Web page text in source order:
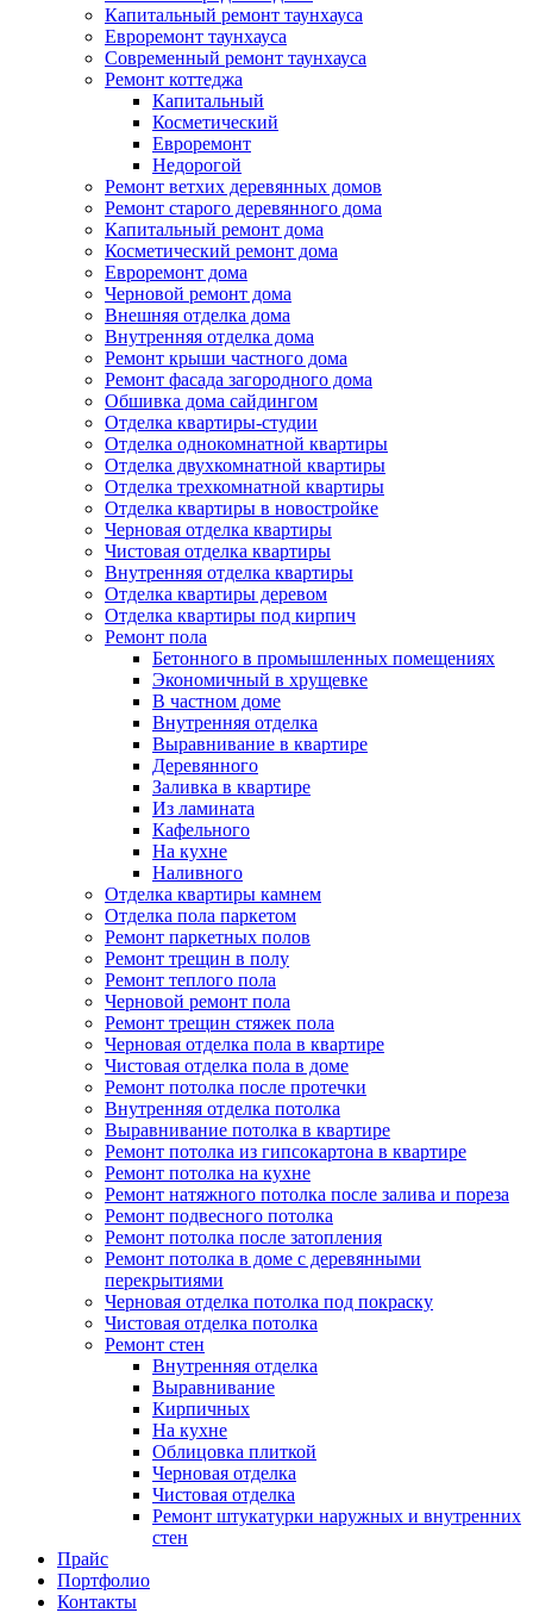
Капитальный ремонт таунхауса
Евроремонт таунхауса
Современный ремонт таунхауса
Ремонт коттеджа
Капитальный
Косметический
Евроремонт
Недорогой
Ремонт ветхих деревянных домов
Ремонт старого деревянного дома
Капитальный ремонт дома
Косметический ремонт дома
Евроремонт дома
Черновой ремонт дома
Внешняя отделка дома
Внутренняя отделка дома
Ремонт крыши частного дома
Ремонт фасада загородного дома
Обшивка дома сайдингом
Отделка квартиры-студии
Отделка однокомнатной квартиры
Отделка двухкомнатной квартиры
Отделка трехкомнатной квартиры
Отделка квартиры в новостройке
Черновая отделка квартиры
Чистовая отделка квартиры
Внутренняя отделка квартиры
Отделка квартиры деревом
Отделка квартиры под кирпич
Ремонт пола
Бетонного в промышленных помещениях
Экономичный в хрущевке
В частном доме
Внутренняя отделка
Выравнивание в квартире
Деревянного
Заливка в квартире
Из ламината
Кафельного
На кухне
Наливного
Отделка квартиры камнем
Отделка пола паркетом
Ремонт паркетных полов
Ремонт трещин в полу
Ремонт теплого пола
Черновой ремонт пола
Ремонт трещин стяжек пола
Черновая отделка пола в квартире
Чистовая отделка пола в доме
Ремонт потолка после протечки
Внутренняя отделка потолка
Выравнивание потолка в квартире
Ремонт потолка из гипсокартона в квартире
Ремонт потолка на кухне
Ремонт натяжного потолка после залива и пореза
Ремонт подвесного потолка
Ремонт потолка после затопления
Ремонт потолка в доме с деревянными
перекрытиями
Черновая отделка потолка под покраску
Чистовая отделка потолка
Ремонт стен
Внутренняя отделка
Выравнивание
Кирпичных
На кухне
Облицовка плиткой
Черновая отделка
Чистовая отделка
Ремонт штукатурки наружных и внутренних
стен
Прайс
Портфолио
Контакты